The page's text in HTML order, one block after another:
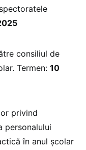
consiliul de
Termen: 10
privind
personalului
în anul şcolar